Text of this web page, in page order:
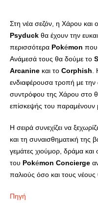
Στη νέα σεζόν, η Χάρου και
Psyduck θα έχουν την
περισσότερα Pokémon που
Ανάμεσά τους θα δούμε το
Arcanine και το Corphish
ενδιαφέρουσα τροπή με
συντρόφου της Χάρου στο
επίσκεψής του παραμένουν
Η σειρά συνεχίζει να
και τη συναισθηματική της
γεμάτες χιούμορ, δράμα και
του Pokémon Concierge
παλιούς όσο και τους νέους
Πηγή